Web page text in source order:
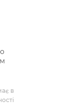
в